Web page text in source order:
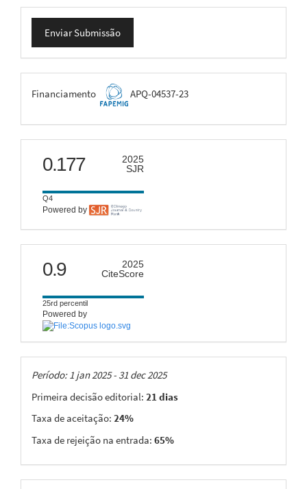
Enviar
Submissão
Enviar Submissão
FAPEMIG
Financiamento APQ-04537-23
scimago
0.177
2025
SJR
Q4
Powered by
citescore
0.9
2025
CiteScore
25rd percentil
Powered by
Taxas
Período: 1 jan 2025 - 31 dec 2025
Primeira decisão editorial: 21 dias
Taxa de aceitação: 24%
Taxa de rejeição na entrada: 65%